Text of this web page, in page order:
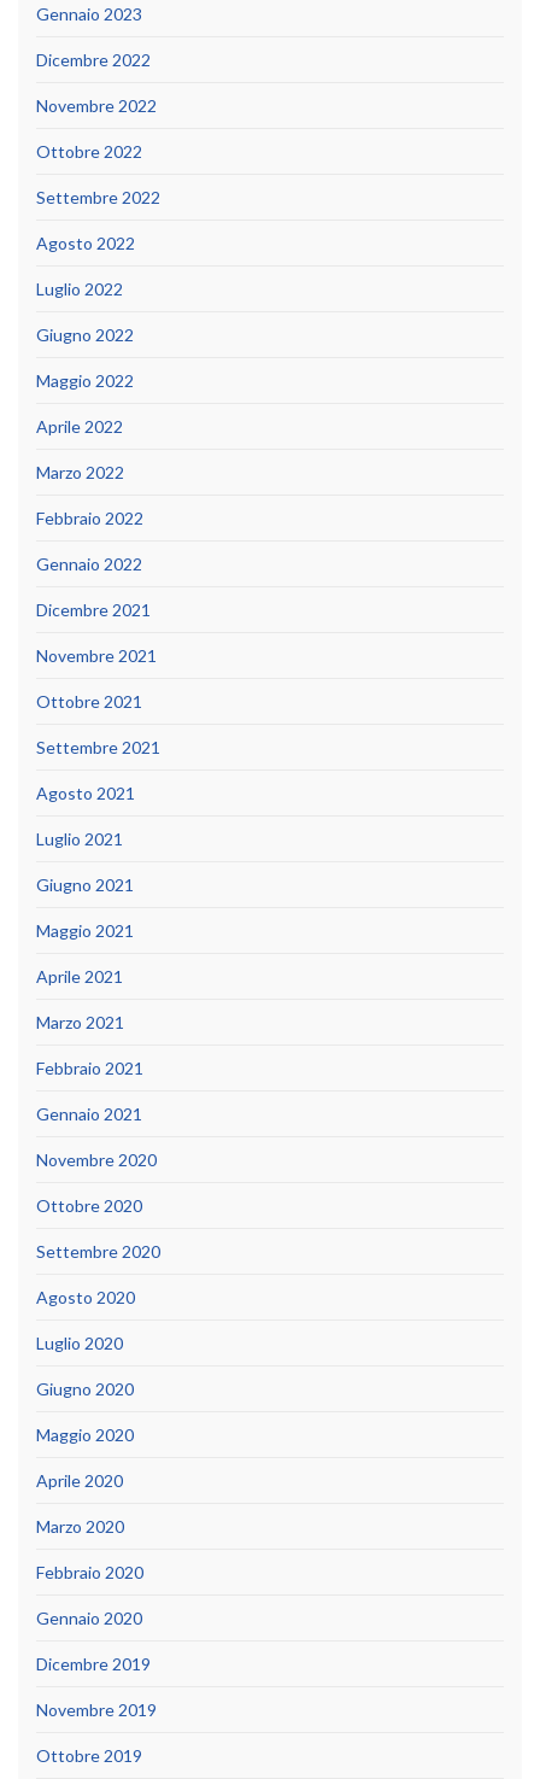
Gennaio 2023
Dicembre 2022
Novembre 2022
Ottobre 2022
Settembre 2022
Agosto 2022
Luglio 2022
Giugno 2022
Maggio 2022
Aprile 2022
Marzo 2022
Febbraio 2022
Gennaio 2022
Dicembre 2021
Novembre 2021
Ottobre 2021
Settembre 2021
Agosto 2021
Luglio 2021
Giugno 2021
Maggio 2021
Aprile 2021
Marzo 2021
Febbraio 2021
Gennaio 2021
Novembre 2020
Ottobre 2020
Settembre 2020
Agosto 2020
Luglio 2020
Giugno 2020
Maggio 2020
Aprile 2020
Marzo 2020
Febbraio 2020
Gennaio 2020
Dicembre 2019
Novembre 2019
Ottobre 2019